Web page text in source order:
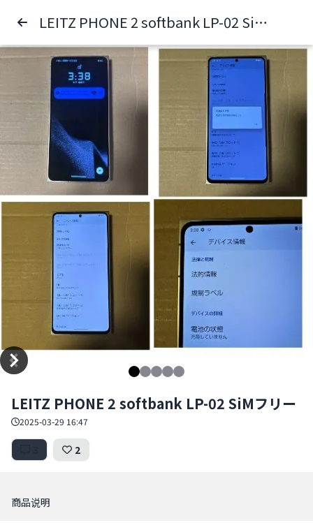
LEITZ PHONE 2 softbank LP-02 SiMフリー
LEITZ PHONE 2 softbank LP-02 SiMフリー
2025-03-29 16:47
2
商品说明